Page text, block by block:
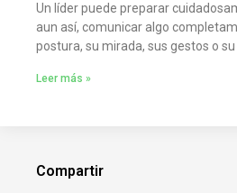
Un líder puede preparar
aun así, comunicar algo
postura, su mirada, sus gestos o
Leer más »
Compartir